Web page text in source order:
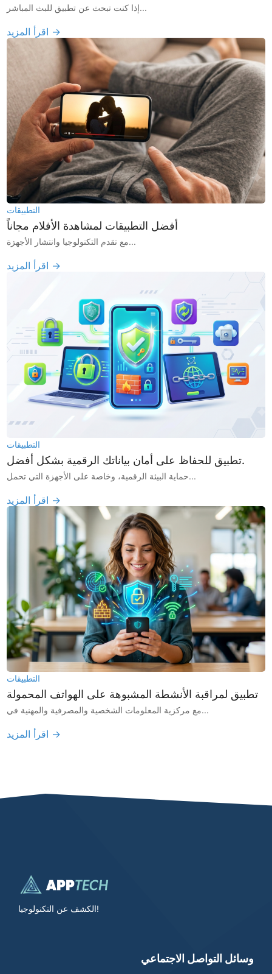
إذا كنت تبحث عن تطبيق للبث المباشر...
اقرأ المزيد →
التطبيقات
أفضل التطبيقات لمشاهدة الأفلام مجاناً
مع تقدم التكنولوجيا وانتشار الأجهزة...
اقرأ المزيد →
التطبيقات
تطبيق للحفاظ على أمان بياناتك الرقمية بشكل أفضل.
حماية البيئة الرقمية، وخاصة على الأجهزة التي تحمل...
اقرأ المزيد →
التطبيقات
تطبيق لمراقبة الأنشطة المشبوهة على الهواتف المحمولة
مع مركزية المعلومات الشخصية والمصرفية والمهنية في...
اقرأ المزيد →
الكشف عن التكنولوجيا!
وسائل التواصل الاجتماعي